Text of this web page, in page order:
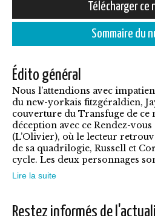
produit
variations.
Les
options
peuvent
être
choisies
la
Télécharger ce
Sommaire du
Édito général
Nous l’attendions avec
du new-yorkais fitzgéraldien,
couverture du Transfuge de ce
déception avec ce Rendez-
(L’Olivier), où le lecteur
de sa quadrilogie, Russell et
cycle. Les deux personnages
Lire la suite
Restez informés de